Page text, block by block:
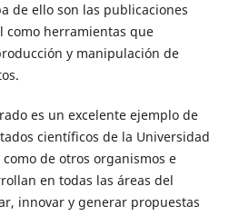
de ello son las publicaciones
como herramientas que
y manipulación de
es un excelente ejemplo de
científicos de la Universidad
de otros organismos e
en todas las áreas del
innovar y generar propuestas